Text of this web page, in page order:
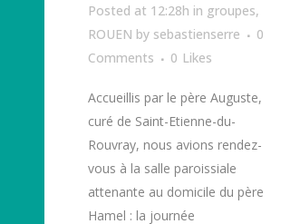
Posted at 12:28h in groupes,
ROUEN by sebastienserre
0
Comments
0 Likes
Accueillis par le père Auguste,
curé de Saint-Etienne-du-
Rouvray, nous avions rendez-
vous à la salle paroissiale
attenante au domicile du père
Hamel : la journée